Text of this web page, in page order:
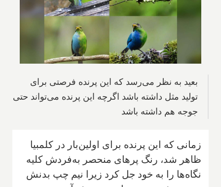
بعید به نظر می‌رسد که این پرنده فرصتی برای
تولید مثل داشته باشد اگرچه این پرنده می‌تواند حتی
جوجه هم داشته باشد
زمانی که این پرنده برای اولین‌بار در کلمبیا
ظاهر شد، رنگ پرهای منحصر به‌فردش کلیه
نگاه‌ها را به خود جل کرد زیرا نیم چپ بدنش